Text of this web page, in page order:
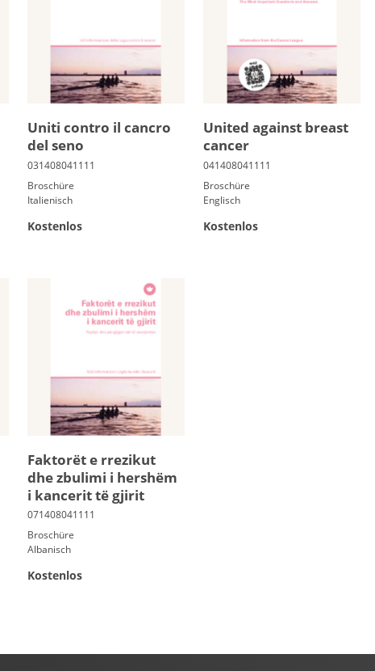
Uniti contro il cancro
del seno
Broschüre
Italienisch
Kostenlos
United against breast
cancer
Broschüre
Englisch
Kostenlos
Faktorët e rrezikut
dhe zbulimi i hershëm
i kancerit të gjirit
Broschüre
Albanisch
Kostenlos